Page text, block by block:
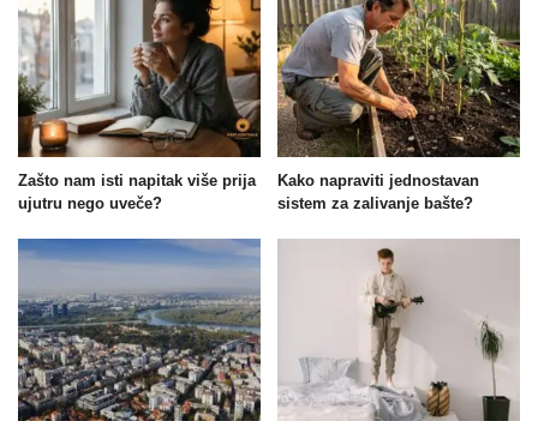
Zašto nam isti napitak više prija
ujutru nego uveče?
Kako napraviti jednostavan
sistem za zalivanje bašte?